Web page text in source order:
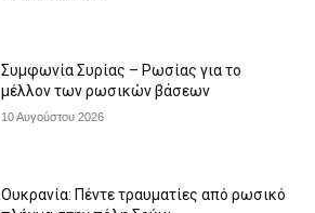
Συμφωνία Συρίας – Ρωσίας για το
μέλλον των ρωσικών βάσεων
10 Αυγούστου 2026
Ουκρανία: Πέντε τραυματίες από ρωσικό